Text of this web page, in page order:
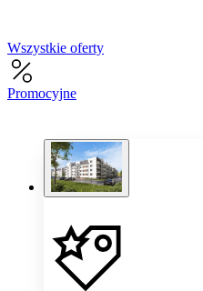
Wszystkie oferty
Promocyjne